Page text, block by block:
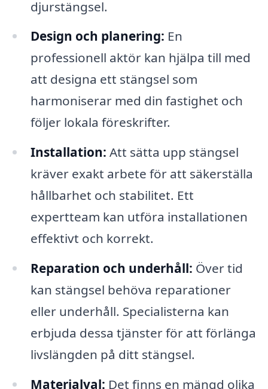
djurstängsel.
Design och planering: En
professionell aktör kan hjälpa till med
att designa ett stängsel som
harmoniserar med din fastighet och
följer lokala föreskrifter.
Installation: Att sätta upp stängsel
kräver exakt arbete för att säkerställa
hållbarhet och stabilitet. Ett
expertteam kan utföra installationen
effektivt och korrekt.
Reparation och underhåll: Över tid
kan stängsel behöva reparationer
eller underhåll. Specialisterna kan
erbjuda dessa tjänster för att förlänga
livslängden på ditt stängsel.
Materialval: Det finns en mängd olika